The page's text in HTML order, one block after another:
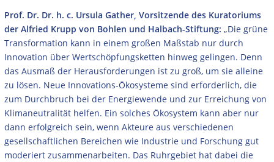
Prof. Dr. Dr. h. c. Ursula Gather, Vorsitzende des Kuratoriums
der Alfried Krupp von Bohlen und Halbach-Stiftung: „Die grüne
Transformation kann in einem großen Maßstab nur durch
Innovation über Wertschöpfungsketten hinweg gelingen. Denn
das Ausmaß der Herausforderungen ist zu groß, um sie alleine
zu lösen. Neue Innovations-Ökosysteme sind erforderlich, die
zum Durchbruch bei der Energiewende und zur Erreichung von
Klimaneutralität helfen. Ein solches Ökosystem kann aber nur
dann erfolgreich sein, wenn Akteure aus verschiedenen
gesellschaftlichen Bereichen wie Industrie und Forschung gut
moderiert zusammenarbeiten. Das Ruhrgebiet hat dabei die